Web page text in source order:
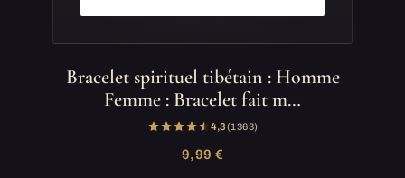
Bracelet spirituel tibétain : Homme
Femme : Bracelet fait m…
4,3(1 363)
9,99 €